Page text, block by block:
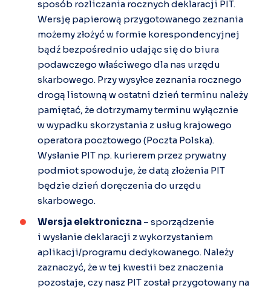
sposób rozliczania rocznych deklaracji PIT.
Wersję papierową przygotowanego zeznania
możemy złożyć w formie korespondencyjnej
bądź bezpośrednio udając się do biura
podawczego właściwego dla nas urzędu
skarbowego. Przy wysyłce zeznania rocznego
drogą listowną w ostatni dzień terminu należy
pamiętać, że dotrzymamy terminu wyłącznie
w wypadku skorzystania z usług krajowego
operatora pocztowego (Poczta Polska).
Wysłanie PIT np. kurierem przez prywatny
podmiot spowoduje, że datą złożenia PIT
będzie dzień doręczenia do urzędu
skarbowego.
Wersja elektroniczna – sporządzenie
i wysłanie deklaracji z wykorzystaniem
aplikacji/programu dedykowanego. Należy
zaznaczyć, że w tej kwestii bez znaczenia
pozostaje, czy nasz PIT został przygotowany na